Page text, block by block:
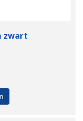
zwart